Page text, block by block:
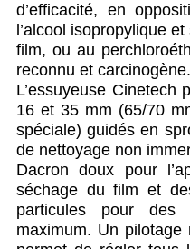
d’efficacité, en
l’alcool isopropylique
film, ou au
reconnu et carcinogène.
L’essuyeuse Cinetech
16 et 35 mm (65/70
spéciale) guidés en
de nettoyage non
Dacron doux pour
séchage du film et
particules pour
maximum. Un